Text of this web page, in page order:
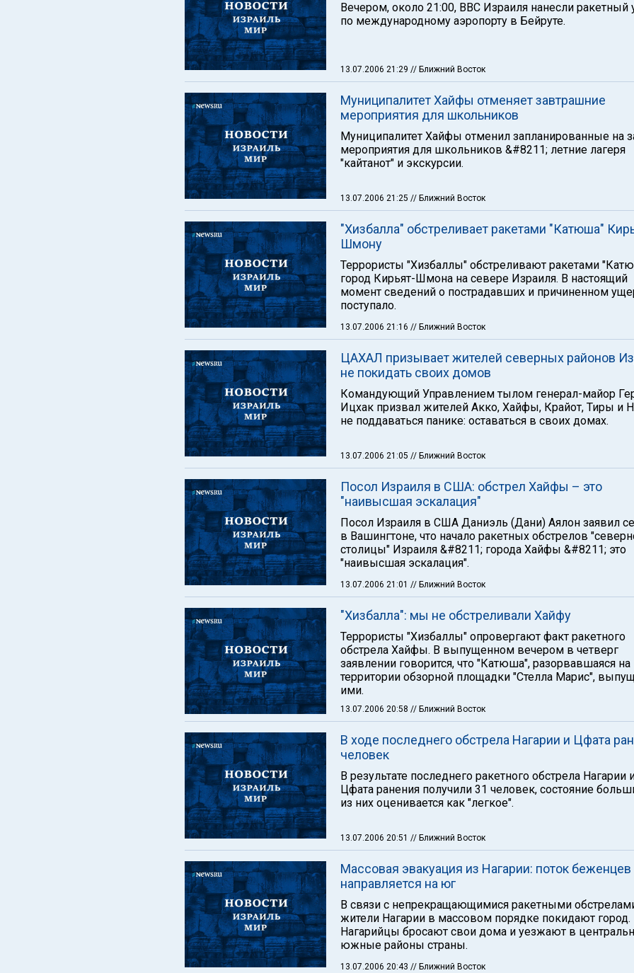
Вечером, около 21:00, ВВС Израиля нанесли ракетный
по международному аэропорту в Бейруте.
13.07.2006 21:29 // Ближний Восток
Муниципалитет Хайфы отменяет завтрашние
мероприятия для школьников
Муниципалитет Хайфы отменил запланированные на
мероприятия для школьников &#8211; летние лагеря
"кайтанот" и экскурсии.
13.07.2006 21:25 // Ближний Восток
"Хизбалла" обстреливает ракетами "Катюша"
Шмону
Террористы "Хизбаллы" обстреливают ракетами
город Кирьят-Шмона на севере Израиля. В настоящий
момент сведений о пострадавших и причиненном
поступало.
13.07.2006 21:16 // Ближний Восток
ЦАХАЛ призывает жителей северных районов
не покидать своих домов
Командующий Управлением тылом генерал-майор
Ицхак призвал жителей Акко, Хайфы, Крайот, Тиры и
не поддаваться панике: оставаться в своих домах.
13.07.2006 21:05 // Ближний Восток
Посол Израиля в США: обстрел Хайфы – это
"наивысшая эскалация"
Посол Израиля в США Даниэль (Дани) Аялон заявил
в Вашингтоне, что начало ракетных обстрелов
столицы" Израиля &#8211; города Хайфы &#8211; это
"наивысшая эскалация".
13.07.2006 21:01 // Ближний Восток
"Хизбалла": мы не обстреливали Хайфу
Террористы "Хизбаллы" опровергают факт ракетного
обстрела Хайфы. В выпущенном вечером в четверг
заявлении говорится, что "Катюша", разорвавшаяся на
территории обзорной площадки "Стелла Марис",
ими.
13.07.2006 20:58 // Ближний Восток
В ходе последнего обстрела Нагарии и Цфата
человек
В результате последнего ракетного обстрела Нагарии
Цфата ранения получили 31 человек, состояние
из них оценивается как "легкое".
13.07.2006 20:51 // Ближний Восток
Массовая эвакуация из Нагарии: поток беженцев
направляется на юг
В связи с непрекращающимися ракетными
жители Нагарии в массовом порядке покидают город.
Нагарийцы бросают свои дома и уезжают в
южные районы страны.
13.07.2006 20:43 // Ближний Восток